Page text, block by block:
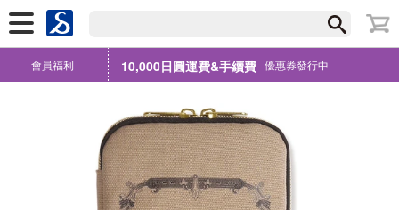
會員福利 10,000日圓運費&手續費 優惠券發行中